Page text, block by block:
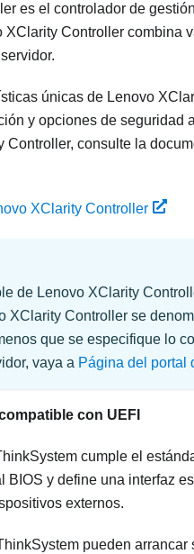
es el controlador de
XClarity Controller combina
únicas de Lenovo
y opciones de seguridad
Controller, consulte la
XClarity Controller
de Lenovo XClarity
XClarity Controller se
que se especifique lo
vaya a Página del portal
con UEFI
cumple el
BIOS y define una interfaz
externos.
pueden arrancar